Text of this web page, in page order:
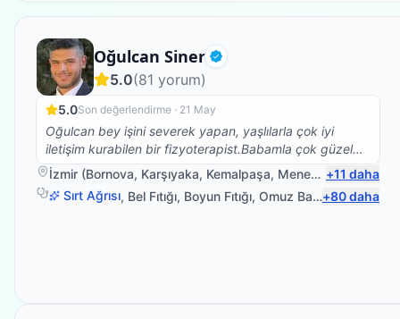
Oğulcan Siner Doğrulanmış
Fizyoterapist
5.0(81 yorum)
5.0Son değerlendirme · 21 May
Oğulcan bey işini severek yapan, yaşlılarla çok iyi
iletişim kurabilen bir fizyoterapist.Babamla çok güzel
ilgilendi.Kendisine çok teşekkür ederim.☺️
İzmir (Bornova, Karşıyaka, Kemalpaşa, Menemen )
+11 daha
Sırt Ağrısı, Bel Fıtığı, Boyun Fıtığı, Omuz Bağ Yaralanması +80daha